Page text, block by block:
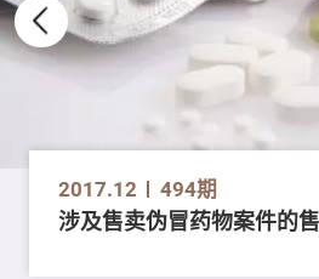
2017.12 494期
涉及售卖伪冒药物案件的